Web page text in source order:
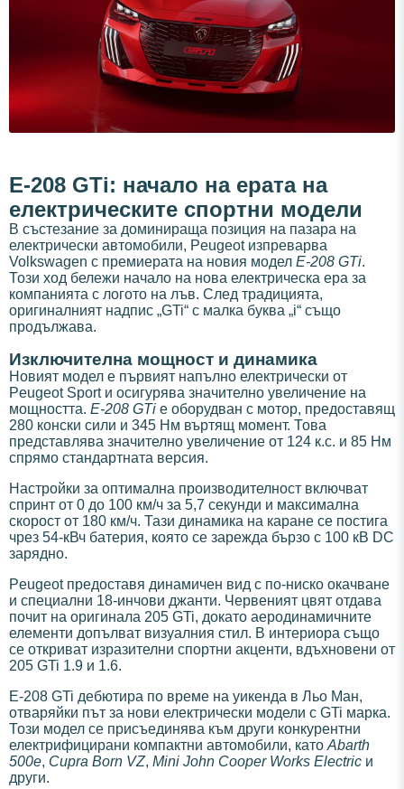
E-208 GTi: начало на ерата на
електрическите спортни модели
В състезание за доминираща позиция на пазара на
електрически автомобили, Peugeot изпреварва
Volkswagen с премиерата на новия модел E-208 GTi.
Този ход бележи начало на нова електрическа ера за
компанията с логото на лъв. След традицията,
оригиналният надпис „GTi“ с малка буква „i“ също
продължава.
Изключителна мощност и динамика
Новият модел е първият напълно електрически от
Peugeot Sport и осигурява значително увеличение на
мощността. E-208 GTi е оборудван с мотор, предоставящ
280 конски сили и 345 Нм въртящ момент. Това
представлява значително увеличение от 124 к.с. и 85 Нм
спрямо стандартната версия.
Настройки за оптимална производителност включват
спринт от 0 до 100 км/ч за 5,7 секунди и максимална
скорост от 180 км/ч. Тази динамика на каране се постига
чрез 54-кВч батерия, която се зарежда бързо с 100 кВ DC
зарядно.
Peugeot предоставя динамичен вид с по-ниско окачване
и специални 18-инчови джанти. Червеният цвят отдава
почит на оригинала 205 GTi, докато аеродинамичните
елементи допълват визуалния стил. В интериора също
се откриват изразителни спортни акценти, вдъхновени от
205 GTi 1.9 и 1.6.
E-208 GTi дебютира по време на уикенда в Льо Ман,
отваряйки път за нови електрически модели с GTi марка.
Този модел се присъединява към други конкурентни
електрифицирани компактни автомобили, като Abarth
500e, Cupra Born VZ, Mini John Cooper Works Electric и
други.